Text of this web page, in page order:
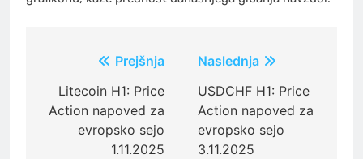
Navigacija
prispevka
Prejšnja
Litecoin H1: Price
Action napoved za
evropsko sejo
1.11.2025
Naslednja
USDCHF H1: Price
Action napoved za
evropsko sejo
3.11.2025